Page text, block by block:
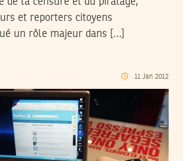
et reporters citoyens
un rôle majeur dans […]
11 Jan 2012